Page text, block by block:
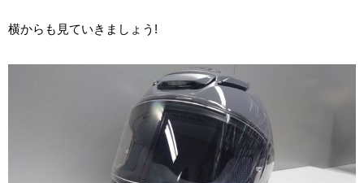
横からも見ていきましょう!